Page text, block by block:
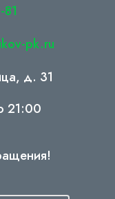
pk.ru
д. 31
21:00